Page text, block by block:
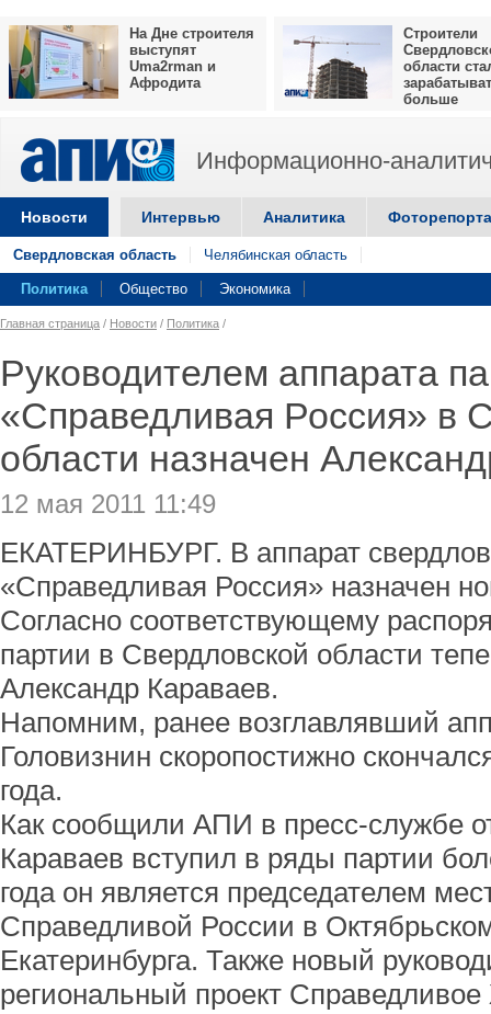
На Дне строителя
выступят
Uma2rman и
Афродита
Строители
области
больше
Информационно-
Новости Интервью Аналитика
Свердловская область Челябинская область
Политика Общество Экономика
Главная страница / Новости / Политика /
Руководителем аппарата
«Справедливая Россия» в
области назначен
12 мая 2011 11:49
ЕКАТЕРИНБУРГ. В аппарат
«Cправедливая Россия» назначен
Согласно соответствующему
партии в Свердловской области
Александр Караваев.
Напомним, ранее возглавлявший
Головизнин скоропостижно
года.
Как сообщили АПИ в пресс-службе
Караваев вступил в ряды партии
года он является председателем
Справедливой России в
Екатеринбурга. Также новый
региональный проект